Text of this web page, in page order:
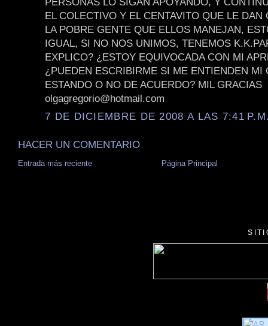
EL COLECTIVO Y EL CENTAVITO QUE LE DAN
LA POBRE GENTE QUE ELLOS MANEJAN,
IGUAL, SI NO NOS UNIMOS, TENEMOS
EXPLICO? ¿ESTOY EQUIVOCADA CON MI
¿PUEDEN ESCRIBIRME SI ME ENTIENDEN MI
ESTANDO O NO DE ACUERDO? MIL GRACIAS
olgagregorio@hotmail.com
7 DE DICIEMBRE DE 2008 A LAS 7:41
HACER UN COMENTARIO
Entrada más reciente Página Principal